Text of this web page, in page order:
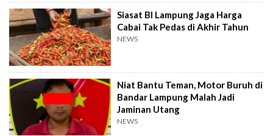
Siasat BI Lampung Jaga Harga
Cabai Tak Pedas di Akhir Tahun
NEWS
Niat Bantu Teman, Motor Buruh di
Bandar Lampung Malah Jadi
Jaminan Utang
NEWS